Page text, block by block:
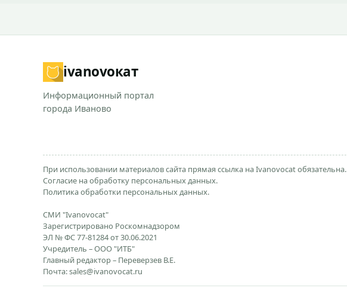
ivanovoкат
Информационный портал
города Иваново
При использовании материалов сайта прямая ссылка на Ivanovocat обязательна.
Согласие на обработку персональных данных.
Политика обработки персональных данных.
СМИ "Ivanovocat"
Зарегистрировано Роскомнадзором
ЭЛ № ФС 77-81284 от 30.06.2021
Учредитель – ООО "ИТБ"
Главный редактор – Переверзев В.Е.
Почта:sales@ivanovocat.ru